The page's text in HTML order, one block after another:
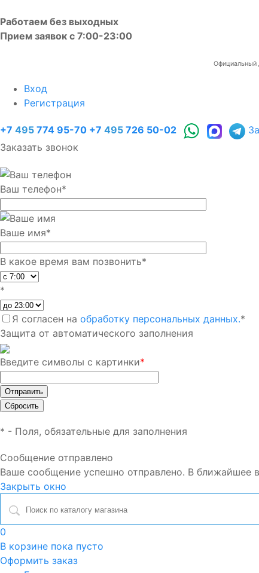
Работаем без выходных
Прием заявок с 7:00-23:00
Официальный
Вход
Регистрация
+7 495 774 95-70 +7 495 726 50-02
Заказать звонок
Ваш телефон*
Ваше имя*
В какое время вам позвонить*
*
Я согласен на обработку персональных данных.*
Защита от автоматического заполнения
Введите символы с картинки*
* - Поля, обязательные для заполнения
Сообщение отправлено
Ваше сообщение успешно отправлено. В ближайшее
Закрыть окно
0
В корзине пока пусто
Оформить заказ